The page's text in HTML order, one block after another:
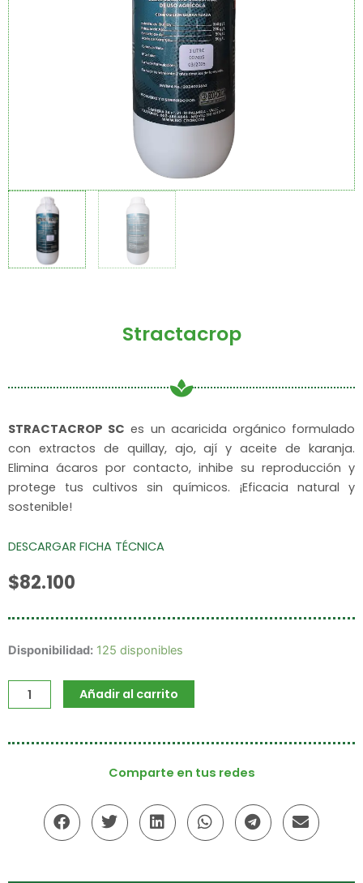
Stractacrop
STRACTACROP SC es un acaricida orgánico formulado
con extractos de quillay, ajo, ají y aceite de karanja.
Elimina ácaros por contacto, inhibe su reproducción y
protege tus cultivos sin químicos. ¡Eficacia natural y
sostenible!
DESCARGAR FICHA TÉCNICA
$82.100
Disponibilidad: 125 disponibles
Stractacrop
Añadir al carrito
Comparte en tus redes